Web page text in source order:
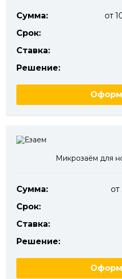
Сумма:
от
Срок:
Ставка:
Решение:
Микрозаём для
Сумма:
Срок:
Ставка:
Решение: